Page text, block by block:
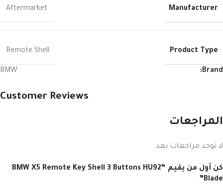
Manufacturer
Aftermarket
Product Type
Remote Shell
Brand:
BMW
Customer Reviews
المراجعات
لا توجد مراجعات بعد.
كن أول من يقيم “BMW X5 Remote Key Shell 3 Buttons HU92
Blade”